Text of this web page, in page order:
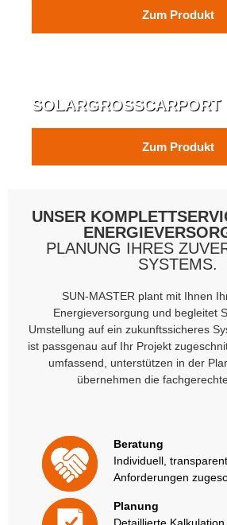
Zum Produkt
SOLARGROSSCARPORT
Zum Produkt
UNSER
PLANUNG IHRES
SYSTEMS.
SUN-MASTER plant mit Ihnen
Energieversorgung und begleitet
Umstellung auf ein zukunftssicheres
ist passgenau auf Ihr Projekt
umfassend, unterstützen in der
übernehmen die
Beratung
Individuell,
Anforderungen
Planung
Detaillierte